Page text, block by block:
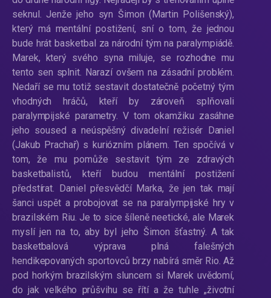
seknul. Jenže jeho syn Šimon (Martin Polišenský),
který má mentální postižení, sní o tom, že jednou
bude hrát basketbal za národní tým na paralympiádě.
Marek, který svého syna miluje, se rozhodne mu
tento sen splnit. Narazí ovšem na zásadní problém.
Nedaří se mu totiž sestavit dostatečně početný tým
vhodných hráčů, kteří by zároveň splňovali
paralympijské parametry. V tom okamžiku zasáhne
jeho soused a neúspěšný divadelní režisér Daniel
(Jakub Prachař) s kuriózním plánem. Ten spočívá v
tom, že mu pomůže sestavit tým ze zdravých
basketbalistů, kteří budou mentální postižení
předstírat. Daniel přesvědčí Marka, že jen tak mají
šanci uspět a probojovat se na paralympijské hry v
brazilském Riu. Je to sice šíleně neetické, ale Marek
myslí jen na to, aby byl jeho Šimon šťastný. A tak
basketbalová výprava plná falešných
hendikepovaných sportovců brzy nabírá směr Rio. Až
pod horkým brazilským sluncem si Marek uvědomí,
do jak velkého průšvihu se řítí a že tuhle „životní